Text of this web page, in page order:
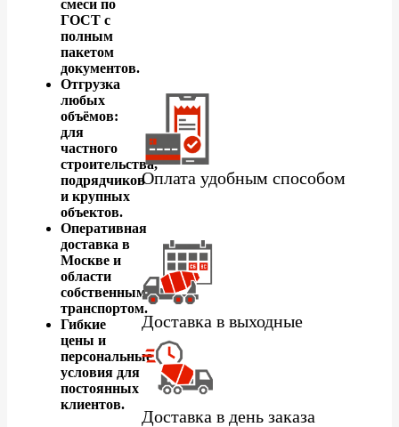
смеси по
ГОСТ с
полным
пакетом
документов.
Отгрузка
любых
объёмов:
для
частного
строительства,
подрядчиков
и крупных
объектов.
Оперативная
доставка в
Москве и
области
собственным
транспортом.
Гибкие
цены и
персональные
условия для
постоянных
клиентов.
Оплата удобным способом
Доставка в выходные
Доставка в день заказа